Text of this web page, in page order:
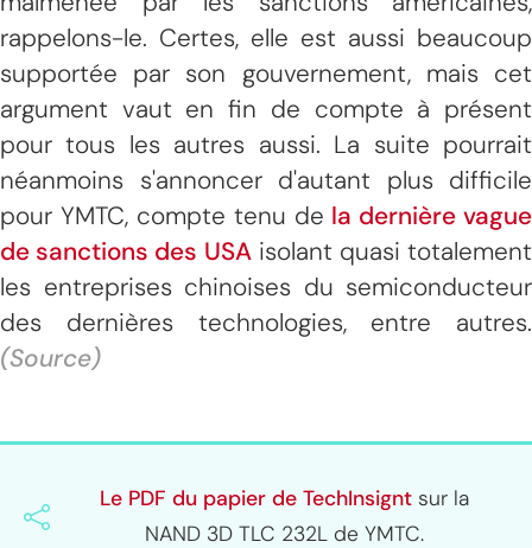
rappelons-le. Certes, elle est aussi beaucoup
supportée par son gouvernement, mais cet
argument vaut en fin de compte à présent
pour tous les autres aussi. La suite pourrait
néanmoins s'annoncer d'autant plus difficile
pour YMTC, compte tenu de la dernière vague
de sanctions des USAisolant quasi totalement
les entreprises chinoises du semiconducteur
des dernières technologies, entre autres.
(Source)
Le PDF du papier de TechInsigntsur la
NAND 3D TLC 232L de YMTC.